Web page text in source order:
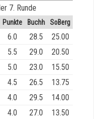
7. Runde
Punkte Buchh SoBerg
6.0 28.5
25.00
5.5 29.0
20.50
5.0 23.0
15.50
4.5 26.5
13.75
4.0 29.5
14.00
4.0 27.0
13.50